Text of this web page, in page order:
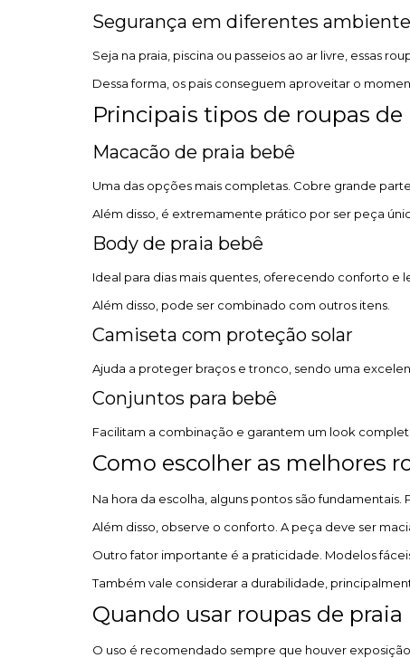
Segurança em diferentes
Seja na praia, piscina ou passeios ao ar livre, essas
Dessa forma, os pais conseguem aproveitar o
Principais tipos de roupas de
Macacão de praia bebê
Uma das opções mais completas. Cobre grande
Além disso, é extremamente prático por ser peça
Body de praia bebê
Ideal para dias mais quentes, oferecendo conforto e
Além disso, pode ser combinado com outros itens.
Camiseta com proteção solar
Ajuda a proteger braços e tronco, sendo uma
Conjuntos para bebê
Facilitam a combinação e garantem um look
Como escolher as melhores
Na hora da escolha, alguns pontos são
Além disso, observe o conforto. A peça deve ser
Outro fator importante é a praticidade. Modelos
Também vale considerar a durabilidade,
Quando usar roupas de praia
O uso é recomendado sempre que houver exposição